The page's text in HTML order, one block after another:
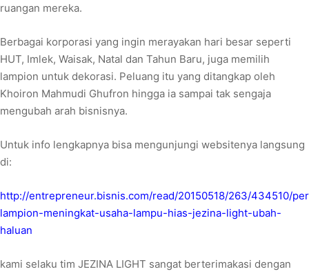
ruangan mereka.
Berbagai korporasi yang ingin merayakan hari besar seperti
HUT, Imlek, Waisak, Natal dan Tahun Baru, juga memilih
lampion untuk dekorasi. Peluang itu yang ditangkap oleh
Khoiron Mahmudi Ghufron hingga ia sampai tak sengaja
mengubah arah bisnisnya.
Untuk info lengkapnya bisa mengunjungi websitenya langsung
di:
http://entrepreneur.bisnis.com/read/20150518/263/434510/
lampion-meningkat-usaha-lampu-hias-jezina-light-ubah-
haluan
kami selaku tim JEZINA LIGHT sangat berterimakasi dengan